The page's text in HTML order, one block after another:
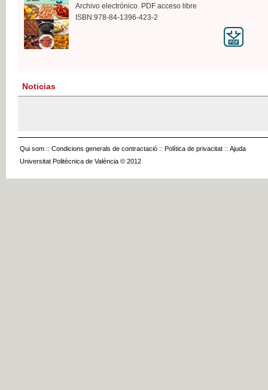
Archivo electrónico. PDF acceso libre
ISBN:978-84-1396-423-2
Noticias
Qui som :: Condicions generals de contractació :: Política de privacitat :: Ajuda
Universitat Politècnica de València © 2012